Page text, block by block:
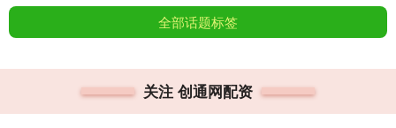
全部话题标签
关注 创通网配资